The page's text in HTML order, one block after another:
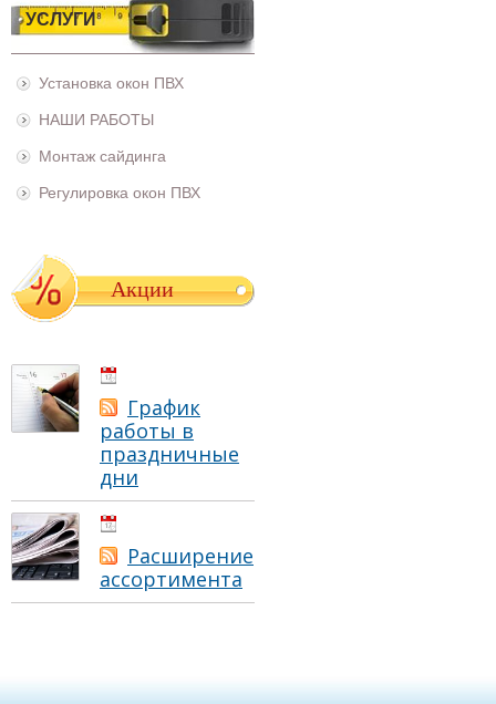
УСЛУГИ
Установка окон ПВХ
НАШИ РАБОТЫ
Монтаж сайдинга
Регулировка окон ПВХ
Акции
График
работы в
праздничные
дни
Расширение
ассортимента